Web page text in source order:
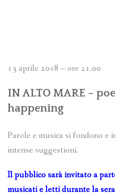
13 aprile 2018 – ore 21.00
IN ALTO MARE –
happening
Parole e musica si fondono e
intense suggestioni.
Il pubblico sarà invitato a
musicati e letti durante la